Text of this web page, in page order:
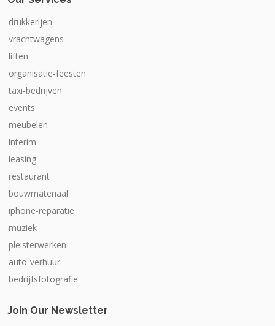
drukkerijen
vrachtwagens
liften
organisatie-feesten
taxi-bedrijven
events
meubelen
interim
leasing
restaurant
bouwmateriaal
iphone-reparatie
muziek
pleisterwerken
auto-verhuur
bedrijfsfotografie
Join Our Newsletter